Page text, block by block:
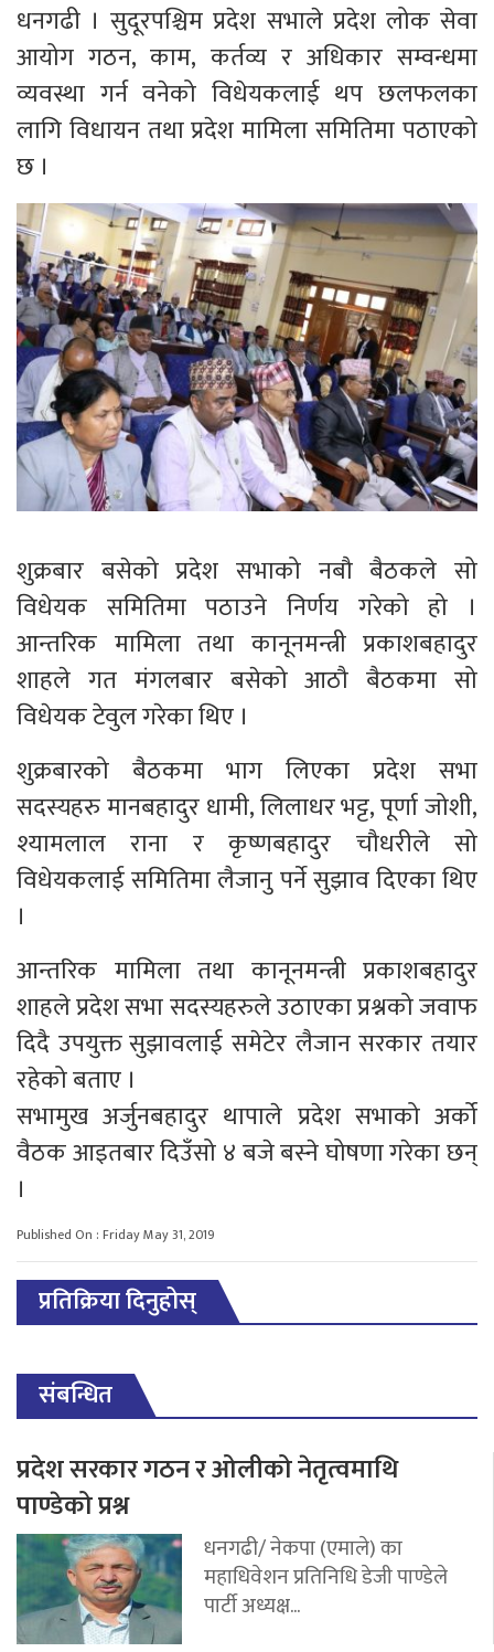
धनगढी । सुदूरपश्चिम प्रदेश सभाले प्रदेश लोक सेवा
आयोग गठन, काम, कर्तव्य र अधिकार सम्वन्धमा
व्यवस्था गर्न वनेको विधेयकलाई थप छलफलका
लागि विधायन तथा प्रदेश मामिला समितिमा पठाएको
छ ।
शुक्रबार बसेको प्रदेश सभाको नबौ बैठकले सो
विधेयक समितिमा पठाउने निर्णय गरेको हो ।
आन्तरिक मामिला तथा कानूनमन्त्री प्रकाशबहादुर
शाहले गत मंगलबार बसेको आठौ बैठकमा सो
विधेयक टेवुल गरेका थिए ।
शुक्रबारको बैठकमा भाग लिएका प्रदेश सभा
सदस्यहरु मानबहादुर धामी, लिलाधर भट्ट, पूर्णा जोशी,
श्यामलाल राना र कृष्णबहादुर चौधरीले सो
विधेयकलाई समितिमा लैजानु पर्ने सुझाव दिएका थिए
।
आन्तरिक मामिला तथा कानूनमन्त्री प्रकाशबहादुर
शाहले प्रदेश सभा सदस्यहरुले उठाएका प्रश्नको जवाफ
दिदै उपयुक्त सुझावलाई समेटेर लैजान सरकार तयार
रहेको बताए ।
सभामुख अर्जुनबहादुर थापाले प्रदेश सभाको अर्को
वैठक आइतबार दिउँसो ४ बजे बस्ने घोषणा गरेका छन्
।
Published On : Friday May 31, 2019
प्रतिक्रिया दिनुहोस्
संबन्धित
प्रदेश सरकार गठन र ओलीको नेतृत्वमाथि
पाण्डेको प्रश्न
धनगढी/ नेकपा (एमाले) का
महाधिवेशन प्रतिनिधि डेजी पाण्डेले
पार्टी अध्यक्ष...